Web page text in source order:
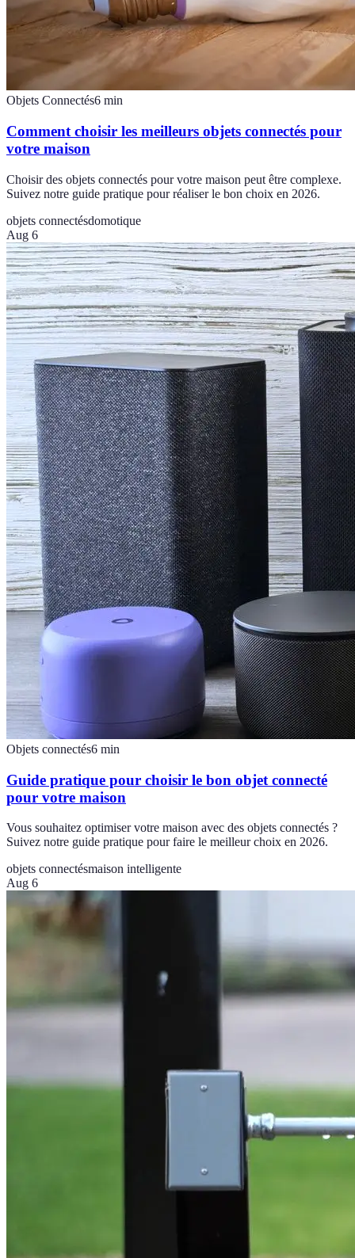
Objets Connectés6 min
Comment choisir les meilleurs objets connectés pour
votre maison
Choisir des objets connectés pour votre maison peut être complexe.
Suivez notre guide pratique pour réaliser le bon choix en 2026.
objets connectésdomotique
Aug 6
Objets connectés6 min
Guide pratique pour choisir le bon objet connecté
pour votre maison
Vous souhaitez optimiser votre maison avec des objets connectés ?
Suivez notre guide pratique pour faire le meilleur choix en 2026.
objets connectésmaison intelligente
Aug 6